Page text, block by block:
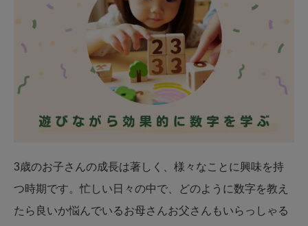
3歳のお子さんの成長は著しく、様々なことに興味を持
つ時期です。忙しい日々の中で、どのように数字を教え
たら良いか悩んでいるお母さんお父さんもいらっしゃる